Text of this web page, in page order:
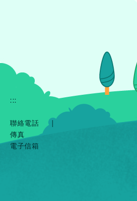
:::
聯絡電話
|
傳真
電子信箱